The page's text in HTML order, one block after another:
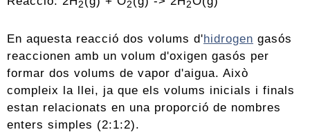
2 2 2
En aquesta reacció dos volums d'hidrogen gasós
reaccionen amb un volum d'oxigen gasós per
formar dos volums de vapor d'aigua. Això
compleix la llei, ja que els volums inicials i finals
estan relacionats en una proporció de nombres
enters simples (2:1:2).